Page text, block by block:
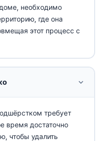
необходимо
где она
этот процесс с
требует
время достаточно
чтобы удалить